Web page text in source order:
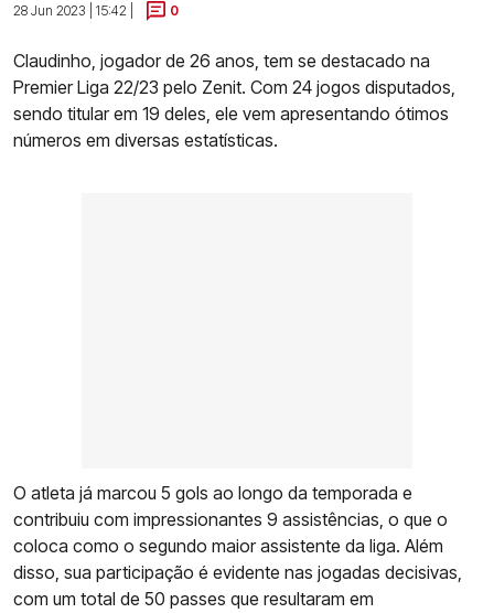
28 Jun 2023 | 15:42 |
0
Claudinho, jogador de 26 anos, tem se destacado na
Premier Liga 22/23 pelo Zenit. Com 24 jogos disputados,
sendo titular em 19 deles, ele vem apresentando ótimos
números em diversas estatísticas.
O atleta já marcou 5 gols ao longo da temporada e
contribuiu com impressionantes 9 assistências, o que o
coloca como o segundo maior assistente da liga. Além
disso, sua participação é evidente nas jogadas decisivas,
com um total de 50 passes que resultaram em